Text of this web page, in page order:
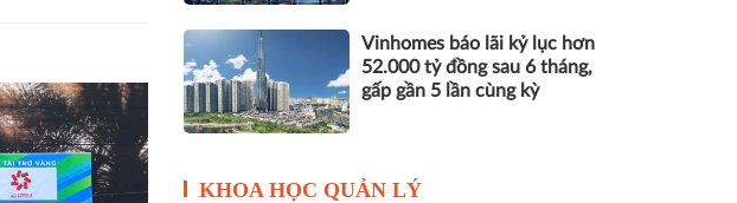
Vinhomes báo lãi kỷ lục hơn
52.000 tỷ đồng sau 6 tháng,
gấp gần 5 lần cùng kỳ
KHOA HỌC QUẢN LÝ